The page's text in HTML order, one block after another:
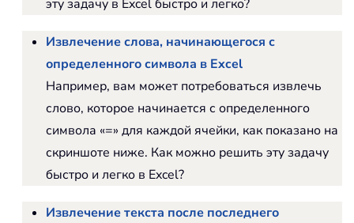
эту задачу в Excel быстро и легко?
Извлечение слова, начинающегося с
определенного символа в Excel
Например, вам может потребоваться извлечь
слово, которое начинается с определенного
символа «=» для каждой ячейки, как показано на
скриншоте ниже. Как можно решить эту задачу
быстро и легко в Excel?
Извлечение текста после последнего